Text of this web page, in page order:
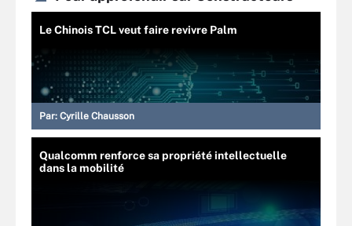
Le Chinois TCL veut faire revivre Palm
Par: Cyrille Chausson
Qualcomm renforce sa propriété intellectuelle
dans la mobilité